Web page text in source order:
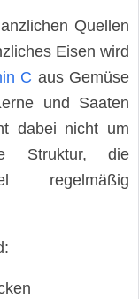
Quellen
Eisen wird
C aus Gemüse
und Saaten
dabei nicht um
Struktur, die
regelmäßig